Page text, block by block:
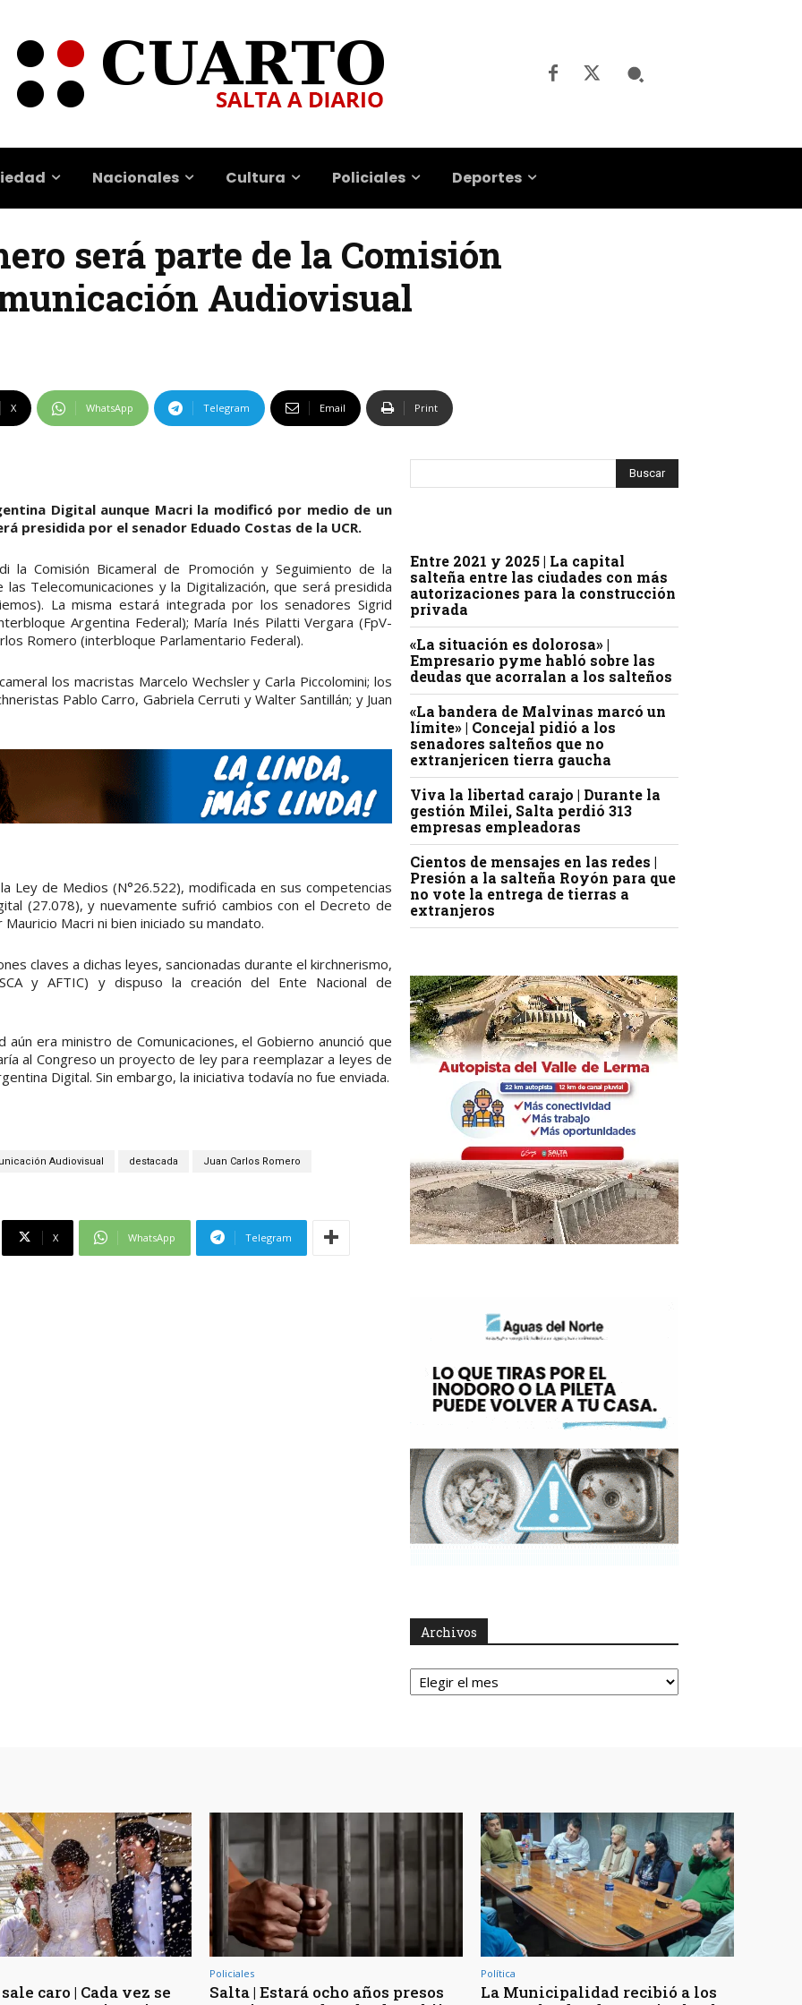
Nacionales Cultura Policiales Deportes
será parte de la Comisión
Audiovisual
X WhatsApp Telegram Email Print
Digital aunque Macri la modificó por medio de un
presidida por el senador Eduado Costas de la UCR.
la Comisión Bicameral de Promoción y Seguimiento de la
las Telecomunicaciones y la Digitalización, que será presidida
La misma estará integrada por los senadores Sigrid
Argentina Federal); María Inés Pilatti Vergara (FpV-
Romero (interbloque Parlamentario Federal).
los macristas Marcelo Wechsler y Carla Piccolomini; los
Pablo Carro, Gabriela Cerruti y Walter Santillán; y Juan
Ley de Medios (N°26.522), modificada en sus competencias
(27.078), y nuevamente sufrió cambios con el Decreto de
Macri ni bien iniciado su mandato.
claves a dichas leyes, sancionadas durante el kirchnerismo,
y AFTIC) y dispuso la creación del Ente Nacional de
aún era ministro de Comunicaciones, el Gobierno anunció que
al Congreso un proyecto de ley para reemplazar a leyes de
Digital. Sin embargo, la iniciativa todavía no fue enviada.
Audiovisual destacada Juan Carlos Romero
X WhatsApp Telegram
Entre 2021 y 2025 | La capital
salteña entre las ciudades con más
autorizaciones para la construcción
privada
«La situación es dolorosa» |
Empresario pyme habló sobre las
deudas que acorralan a los salteños
«La bandera de Malvinas marcó un
límite» | Concejal pidió a los
senadores salteños que no
extranjericen tierra gaucha
Viva la libertad carajo | Durante la
gestión Milei, Salta perdió 313
empresas empleadoras
Cientos de mensajes en las redes |
Presión a la salteña Royón para que
no vote la entrega de tierras a
extranjeros
Archivos
Archivos
caro | Cada vez se
Policiales
Salta | Estará ocho años presos
Política
La Municipalidad recibió a los